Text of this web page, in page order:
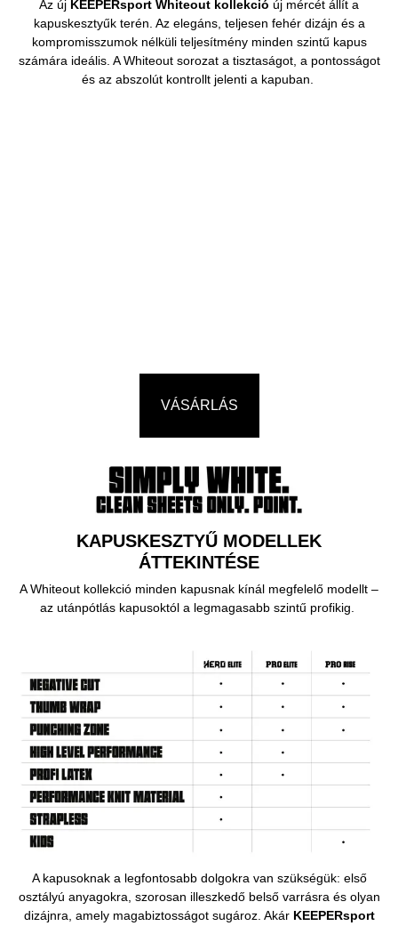
Az új KEEPERsport Whiteout kollekció új mércét állít a
kapuskesztyűk terén. Az elegáns, teljesen fehér dizájn és a
kompromisszumok nélküli teljesítmény minden szintű kapus
számára ideális. A Whiteout sorozat a tisztaságot, a pontosságot
és az abszolút kontrollt jelenti a kapuban.
VÁSÁRLÁS
KAPUSKESZTYŰ MODELLEK
ÁTTEKINTÉSE
A Whiteout kollekció minden kapusnak kínál megfelelő modellt –
az utánpótlás kapusoktól a legmagasabb szintű profikig.
A kapusoknak a legfontosabb dolgokra van szükségük: első
osztályú anyagokra, szorosan illeszkedő belső varrásra és olyan
dizájnra, amely magabiztosságot sugároz. Akár KEEPERsport